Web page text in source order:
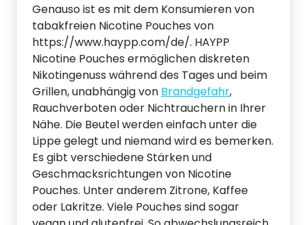
Genauso ist es mit dem Konsumieren von
tabakfreien Nicotine Pouches von
https://www.haypp.com/de/. HAYPP
Nicotine Pouches ermöglichen diskreten
Nikotingenuss während des Tages und beim
Grillen, unabhängig von Brandgefahr,
Rauchverboten oder Nichtrauchern in Ihrer
Nähe. Die Beutel werden einfach unter die
Lippe gelegt und niemand wird es bemerken.
Es gibt verschiedene Stärken und
Geschmacksrichtungen von Nicotine
Pouches. Unter anderem Zitrone, Kaffee
oder Lakritze. Viele Pouches sind sogar